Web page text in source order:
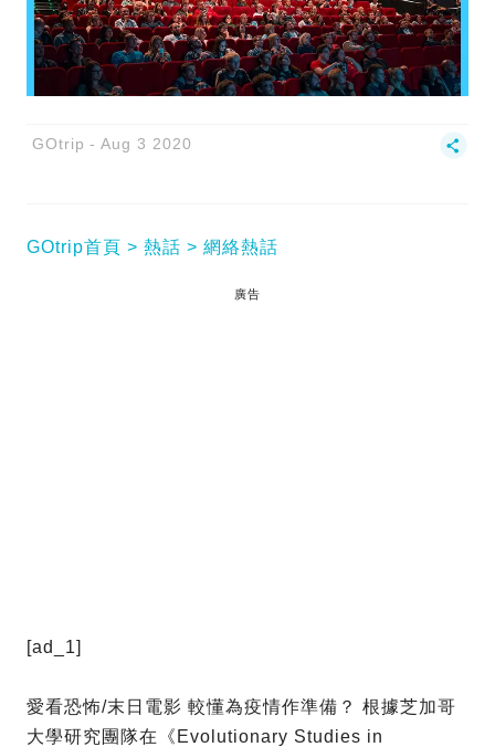
GOtrip Aug 3 2020
GOtrip首頁 熱話 網絡熱話
廣告
[ad_1]
愛看恐怖/末日電影 較懂為疫情作準備？ 根據芝加哥
大學研究團隊在《Evolutionary Studies in